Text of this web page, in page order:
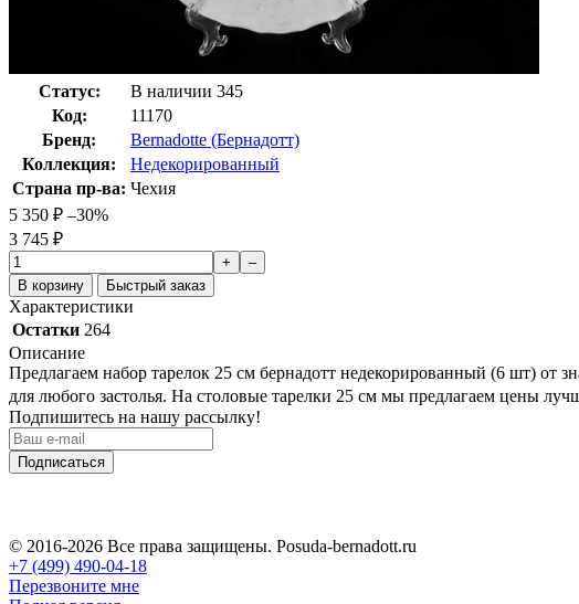
Статус: В наличии 345
Код:
11170
Бренд:
Bernadotte (Бернадотт)
Коллекция:
Недекорированный
Страна пр-ва: Чехия
5 350 ₽ –30%
3 745 ₽
+
–
В корзину
Быстрый заказ
Характеристики
Остатки 264
Описание
Предлагаем набор тарелок 25 см бернадотт недекорированный (6 шт) от
для любого застолья. На столовые тарелки 25 см мы предлагаем цены
Подпишитесь на нашу рассылку!
Подписаться
© 2016-2026 Все права защищены. Posuda-bernadott.ru
+7 (499) 490-04-18
Перезвоните мне